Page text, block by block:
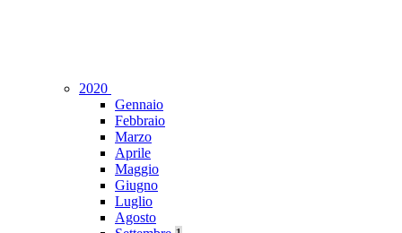
2020
Gennaio
Febbraio
Marzo
Aprile
Maggio
Giugno
Luglio
Agosto